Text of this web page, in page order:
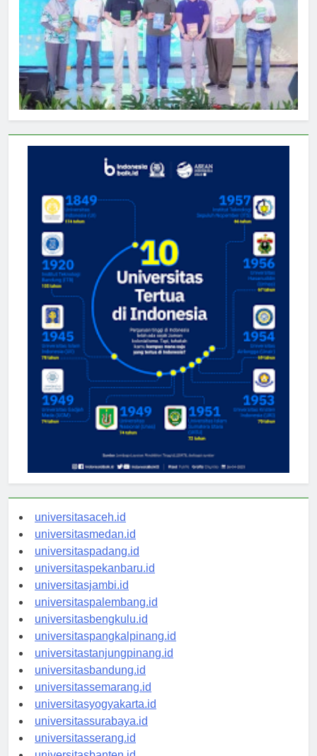
universitasaceh.id
universitasmedan.id
universitaspadang.id
universitaspekanbaru.id
universitasjambi.id
universitaspalembang.id
universitasbengkulu.id
universitaspangkalpinang.id
universitastanjungpinang.id
universitasbandung.id
universitassemarang.id
universitasyogyakarta.id
universitassurabaya.id
universitasserang.id